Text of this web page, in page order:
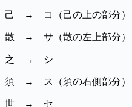
己 → コ（己の上の部分）
散 → サ（散の左上部分）
之 → シ
須 → ス（須の右側部分）
世 → セ